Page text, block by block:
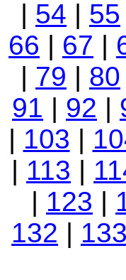
| 54 | 55
66 | 67 |
| 79 | 80
91 | 92 |
| 103 |
| 113 |
| 123 |
132 | 133